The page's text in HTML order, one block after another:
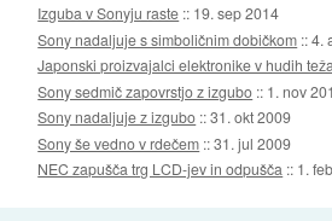
Izguba v Sonyju raste :: 19. sep 2014
Sony nadaljuje s simboličnim dobičkom ::4.
Japonski proizvajalci elektronike v hudih
Sony sedmič zapovrstjo z izgubo :: 1. nov
Sony nadaljuje z izgubo ::31. okt 2009
Sony še vedno v rdečem ::31. jul 2009
NEC zapušča trg LCD-jev in odpušča :: 1.